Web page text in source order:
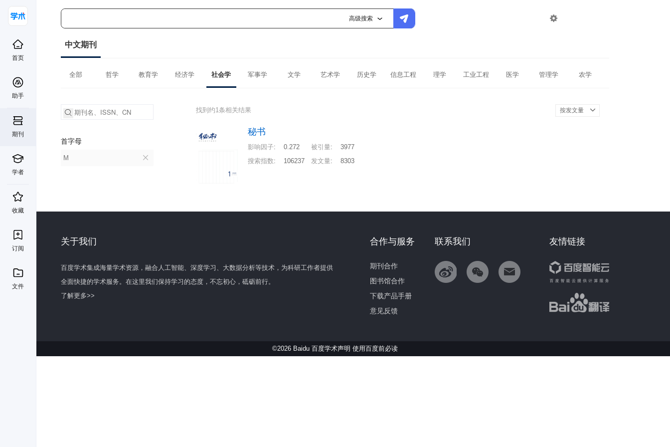
高级搜索 
首页
助手
期刊
学者
收藏
订阅
文件
中文期刊
全部 哲学 教育学 经济学 社会学 军事学 文学 艺术学 历史学 信息工程 理学 工业工程 医学 管理学 农学
首字母
M
找到约1条相关结果 按发文量
秘书
影响因子: 0.272 被引量:
3977
搜索指数: 106237 发文量: 8303
关于我们
百度学术集成海量学术资源，融合人工智能、深度学习、大数据分析等技术，为科研工作者提供
全面快捷的学术服务。在这里我们保持学习的态度，不忘初心，砥砺前行。
了解更多>>
友情链接
联系我们
合作与服务
期刊合作
图书馆合作
下载产品手册
意见反馈
©2026 Baidu 百度学术声明 使用百度前必读